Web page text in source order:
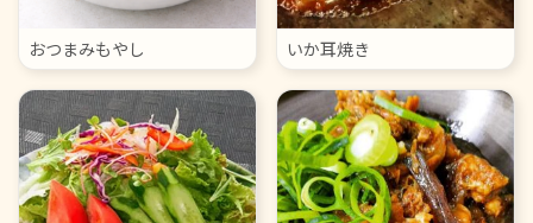
おつまみもやし いか耳焼き